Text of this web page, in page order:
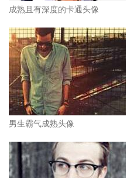
成熟且有深度的卡通头像
男生霸气成熟头像